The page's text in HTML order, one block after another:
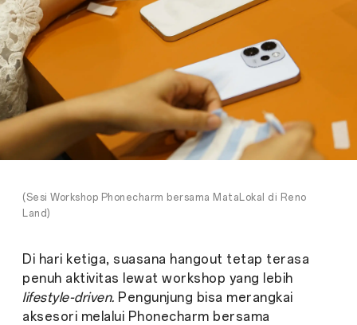
(Sesi Workshop Phonecharm bersama MataLokal di Reno
Land)
Di hari ketiga, suasana hangout tetap terasa
penuh aktivitas lewat workshop yang lebih
lifestyle-driven. Pengunjung bisa merangkai
aksesori melalui Phonecharm bersama